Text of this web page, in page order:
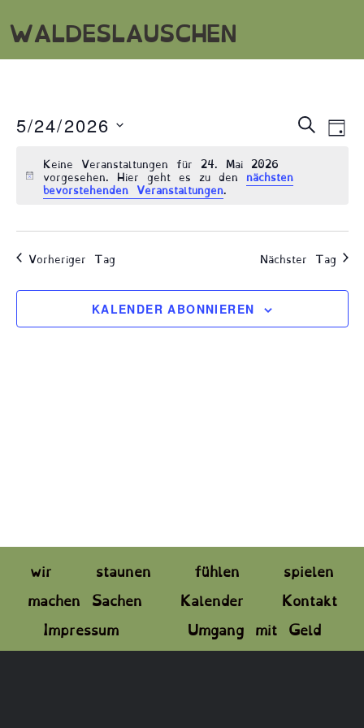
WALDESLAUSCHEN
SUCHE
5/24/2026
wählen.
Keine Veranstaltungen für 24. Mai 2026
vorgesehen. Hier geht es zu den nächsten
bevorstehenden Veranstaltungen.
Vorheriger Tag Nächster Tag
KALENDER ABONNIEREN
wir staunen fühlen
spielen
machen Sachen
Kalender
Kontakt
Impressum
Umgang mit Geld